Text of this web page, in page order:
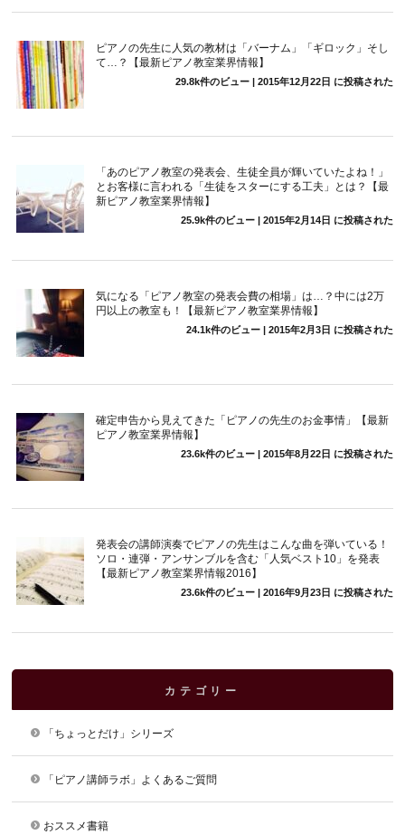
ピアノの先生に人気の教材は「バーナム」「ギロック」そし
て…？【最新ピアノ教室業界情報】
29.8k件のビュー| 2015年12月22日 に投稿された
「あのピアノ教室の発表会、生徒全員が輝いていたよね！」
とお客様に言われる「生徒をスターにする工夫」とは？【最
新ピアノ教室業界情報】
25.9k件のビュー| 2015年2月14日 に投稿された
気になる「ピアノ教室の発表会費の相場」は…？中には2万
円以上の教室も！【最新ピアノ教室業界情報】
24.1k件のビュー| 2015年2月3日 に投稿された
確定申告から見えてきた「ピアノの先生のお金事情」【最新
ピアノ教室業界情報】
23.6k件のビュー| 2015年8月22日 に投稿された
発表会の講師演奏でピアノの先生はこんな曲を弾いている！
ソロ・連弾・アンサンブルを含む「人気ベスト10」を発表
【最新ピアノ教室業界情報2016】
23.6k件のビュー| 2016年9月23日 に投稿された
カテゴリー
「ちょっとだけ」シリーズ
「ピアノ講師ラボ」よくあるご質問
おススメ書籍